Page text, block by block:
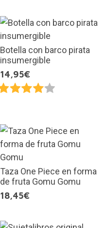
Botella con barco pirata
insumergible
14,95€
Taza One Piece en forma
de fruta Gomu Gomu
18,45€